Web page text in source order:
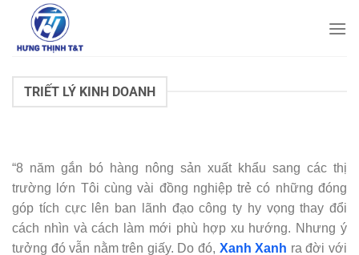
TRIẾT LÝ KINH DOANH
“8 năm gắn bó hàng nông sản xuất khẩu sang các thị
trường lớn Tôi cùng vài đồng nghiệp trẻ có những đóng
góp tích cực lên ban lãnh đạo công ty hy vọng thay đổi
cách nhìn và cách làm mới phù hợp xu hướng. Nhưng ý
tưởng đó vẫn nằm trên giấy. Do đó, Xanh Xanh ra đời với